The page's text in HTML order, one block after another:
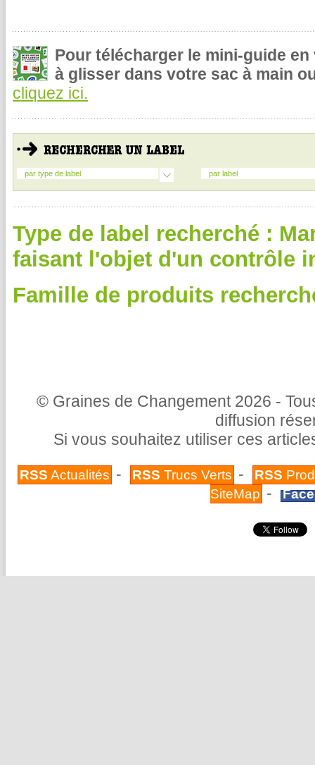
Pour télécharger le mini-guide
à glisser dans votre sac à main
cliquez ici.
par type de label par label
Type de label recherché :
faisant l'objet d'un contrôle
Famille de produits
© Graines de Changement 2026 -
diffusion
Si vous souhaitez utiliser ces
RSS Actualités - RSS Trucs Verts - RSS
SiteMap -